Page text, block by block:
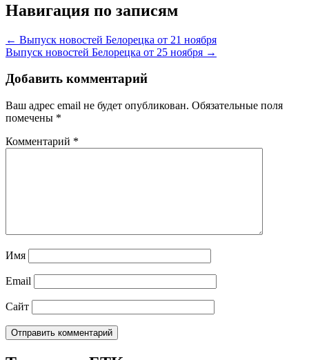
Навигация по записям
← Выпуск новостей Белорецка от 21 ноября
Выпуск новостей Белорецка от 25 ноября →
Добавить комментарий
Ваш адрес email не будет опубликован. Обязательные поля
помечены *
Комментарий *
Имя
Email
Сайт